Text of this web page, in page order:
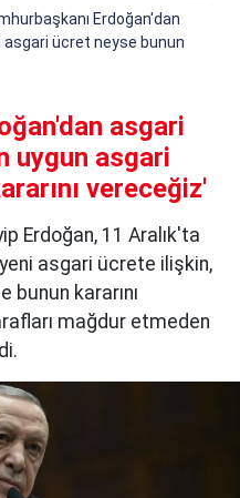
Erdoğan'dan
asgari ücret neyse bunun
asgari
uygun asgari
vereceğiz'
Erdoğan, 11 Aralık'ta
asgari ücrete ilişkin,
bunun kararını
mağdur etmeden